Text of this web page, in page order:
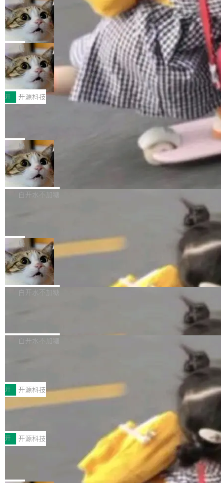
现实 过去两年，CIO们的焦虑清单上多了两项：
一是如何让大模型和智能体应用安全地从PoC走
向生产，二是如何让测试团队跟得上AI应用...
设置，如果用布尔值 + 可空字段来表示——bool
ean 表示是否可切换，nullable 的默认模式、浅
色方案、深色方案——会产生大量无意义的组
合。方案缺了、配置冲突了、全 null 了。要知道
哪些组合有效，作者说，你得靠"文档、校验、或
者部落知识"。 换个写法。Rust 的 enum，两个
变体：Switchable...
个"AI 知识库 + 聊天机器人"——每个大厂都在
做，没什么新鲜的。 但 Kenton Varda 在 Twitte
r 上把事情说清楚了： 今天我们发布了 Cloudfla
re OS，一个带连接器的聊天机器人，跟其他所
有科技公司做的一样。只不过，实际上它不一
样。这是 Sandstorm.io 的重制版，我十年前的
那个创业公司。不同的是，这次它构建在 Cloudf
lare Workers 上——我花了九年时间搭建的平台
——并且深度集成了 AI。这基本上是我十年秘密
Deno 团队开源 Celld，可自托管的分
布式 Durable Objects
Ryan Dahl 领导的 Deno 团队推出了最新开源项
目 Celld，一个能在自己机器上运行 Cloudflare
Workers 和 Durable Objects 的守护进程。 设
计思路很直接：每个对象是一个独立的 SQLite
数据库，按名称寻址，复制到你自己的 S3 兼容
存储库里。节点之间只通过这个存储库协调——
没有控制平面，没有共识协议。每个对象自带一
个小型数据库，应用天然按分片构建，单个数据
库的竞争和爆炸半径问题在设计层面就被消除
了。 闲置的 cell 会休眠到几乎不占资源。当 cel
l 迁移或唤醒时，新宿主从 S3 恢复 SQLite 数据
库继续执行。存储库是持久化的唯一真相...
局
鲁大师7月新机性能/流畅/AI榜：vivo夺
性能、流畅双第一，三星Galaxy Z系列
新折叠缺席
2026年7月的手机市场，由于存储等硬件成本暴
增，手机厂商的日子也不好过啊，新机速度明显
放缓，因此硝烟味淡了许多。新机参数规格除开
高价的三星折叠（三星Galaxy Z Fold8 Ultra / Z
Fold8 / Z Flip8）外，其余要么是中低端机器，
例如iQOO Z11i、REDMI Note 17、REDMI No
te 17 Pro、OPPO K15，要么是vivo X300 E这
样的次旗舰。 Galaxy Z Fold8 Ultra / Z Fold8 /
Z Flip8三款折叠屏新机均在7月22日发布，且全
部搭载骁龙8 Elite Gen5 for Galaxy，它们本该
开 开源科技
Zed 编辑器团队发布了新项目——DeltaDB，一
个在 git commit 之间记录每一次编辑操作的版
本控制系统。目前处于 Early Access 阶段。 De
ltaDB 的核心思路直接写在 landing page 最显
眼的位置：「Software is made between com
mits」——软件是在 commit 之间写出来的。git
是把这段空隙补上。 回退到任何一次编辑：Delt
aDB 捕获 commit 之间的每一次操作，...
局
SpaceXAI 单季资本开支达 183 亿美元
根据风险投资人Tomer Tunguz 博客（VC 分
析）披露的最新分析与第二季度业绩报告，Spac
微软同期总资本开支的四成。 与亚马逊、Alpha
bet、微软以及 Meta 等传统科技巨头相比，Spa
ceXAI的资金消耗速度尤为引人瞩目。然而，支
撑庞大支出的资金来源却呈现出截然不同的面
貌。数据显示，微软和 Meta 主要依托充沛的经
白开水不加糖
一个在终端里运行的编程 agent；Muse Spark
1.2，驱动这个 agent 的新模型。一句话概括：
你可以用 curl -fsSL https://dev.meta.ai/install.
sh | bash 安装一个能在大项目里自动规划、写
代码、验证结果的 AI 终端工具。 据介绍，Muse
个主 agent 循环，外加一组后台 agent。这些后
局
美团开源 LoHoSearch，用知识图谱校
准 AI 能力认知
机器出题的前提，是让机器拥有全局视野。整个
构建流程可以分为四个环节：建图 → 控制难度
白开水不加糖
库，并将作为transport接入Mooncake TENT。
MPComm将作为一种传输引擎接入Mooncake T
ENT，实现零拷贝传输性能提升30%、非零拷贝
传输性能最高提升5倍。UCL-MPComm底层基
于自研UCL-Engine通信引擎，后续腾讯网平将
持续开源更多基于UCL-Engine的高性能通信组
件。 腾讯网平团队在UCL-MPComm中实现了一
个独立于业务线程的全局通信引擎（Engine），
白开水不加糖
型案例入选名单》，深信服“面向企业研发场景的
开源 AI 编程平台 CoStrict 应用”凭借卓越的技术
创新与落地成效成功入选。 全链路私有化部署，
助力企业AI研发安全落地 当前，越来越多企业已
经开始引入 AI Coding 工具，通过调用公有云模
型或企业内部部署模型提升研发效率。但随着 AI
Coding 从个人辅助工具逐步走向团队级、组织
级应用，企业在规模化落地过程中，对安全性、
开 开源科技
深信服AI算力网关入选工信部人工智能
前不久，工业和信息化部正式发布《2025年人工
智能应用典型案例名单》，集中展示人工智能在
各领域的应用成果，覆盖技术底座、行业赋能、
产品应用、支撑保障、专题等五大方向。深信服
AI算力网关（AI创新平台）成功入选！ 随着各行
开 开源科技
Jeff Dean 离开 Google：一个时代的结
束，一个实验室的开始
Google 员工编号 20。MapReduce 作者之一。